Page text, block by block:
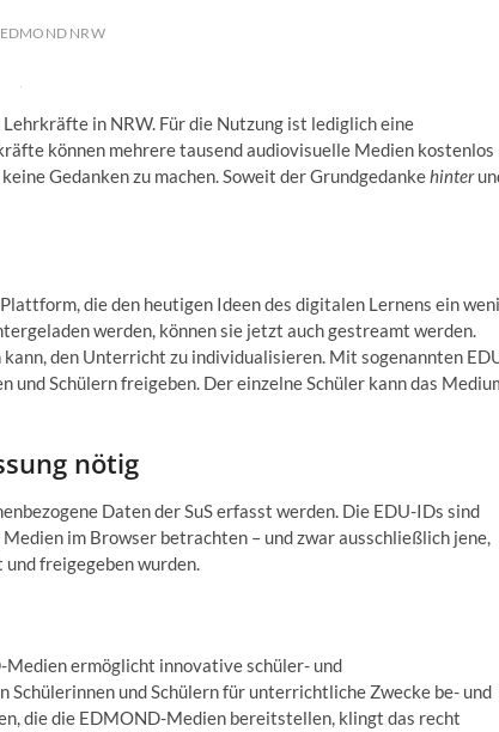
EDMOND NRW
in NRW. Für die Nutzung ist lediglich eine
können mehrere tausend audiovisuelle Medien kostenlos
Gedanken zu machen. Soweit der Grundgedankehinter
die den heutigen Ideen des digitalen Lernens ein
werden, können sie jetzt auch gestreamt werden.
den Unterricht zu individualisieren. Mit sogenannten
Schülern freigeben. Der einzelne Schüler kann das
nötig
Daten der SuS erfasst werden. Die EDU-IDs sind
im Browser betrachten – und zwar ausschließlich jene,
freigegeben wurden.
ermöglicht innovative schüler- und
und Schülern für unterrichtliche Zwecke be- und
die die EDMOND-Medien bereitstellen, klingt das recht